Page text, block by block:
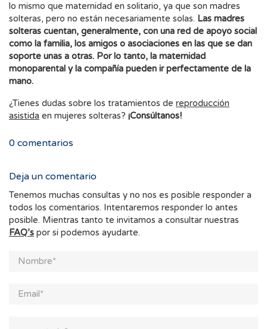
lo mismo que maternidad en solitario, ya que son madres
solteras, pero no están necesariamente solas. Las madres
solteras cuentan, generalmente, con una red de apoyo social
como la familia, los amigos o asociaciones en las que se dan
soporte unas a otras. Por lo tanto, la maternidad
monoparental y la compañía pueden ir perfectamente de la
mano.
¿Tienes dudas sobre los tratamientos de reproducción
asistida en mujeres solteras? ¡Consúltanos!
0 comentarios
Deja un comentario
Tenemos muchas consultas y no nos es posible responder a
todos los comentarios. Intentaremos responder lo antes
posible. Mientras tanto te invitamos a consultar nuestras
FAQ’s por si podemos ayudarte.